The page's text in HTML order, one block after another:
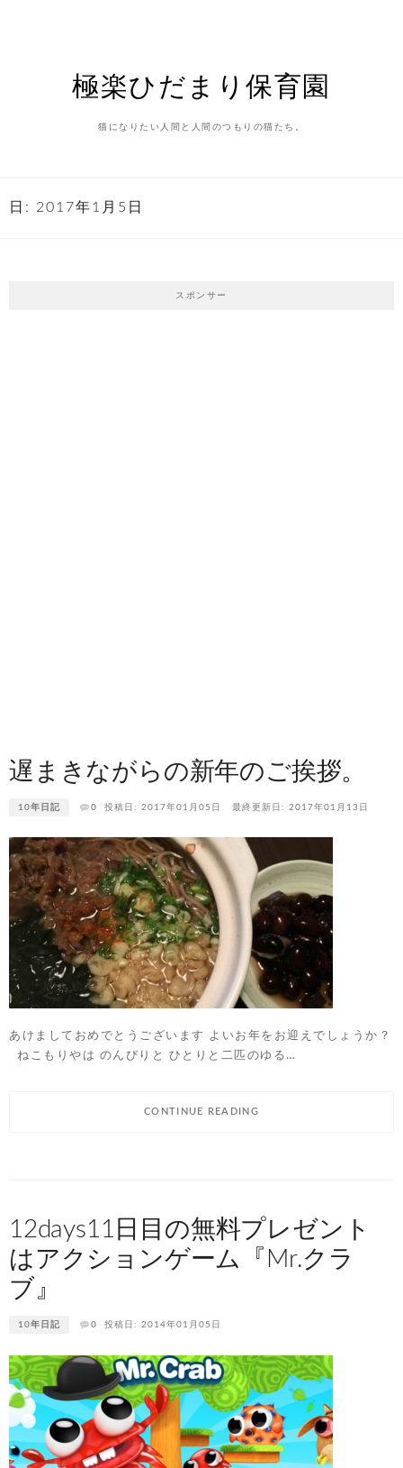
極楽ひだまり保育園
猫になりたい人間と人間のつもりの猫たち。
日: 2017年1月5日
スポンサー
遅まきながらの新年のご挨拶。
10年日記 0 投稿日: 2017年01月05日 最終更新日: 2017年01月13日
あけましておめでとうございます よいお年をお迎えでしょうか？
ねこもりやは のんびりと ひとりと二匹のゆる…
CONTINUE READING
12days11日目の無料プレゼント
はアクションゲーム『Mr.クラ
ブ』
10年日記 0 投稿日: 2014年01月05日